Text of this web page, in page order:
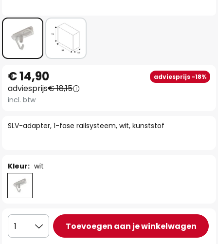
naar
het
begin
de
SLV-adapter, 1-fase railsysteem, wit, kunststof
€ 14,90 adviesprijs -18%
adviesprijs€ 18,15
incl. btw
Kleur: wit
1 Toevoegen aan je winkelwagen